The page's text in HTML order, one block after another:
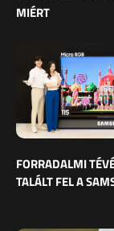
MIÉRT
FORRADALMI
TALÁLT FEL A